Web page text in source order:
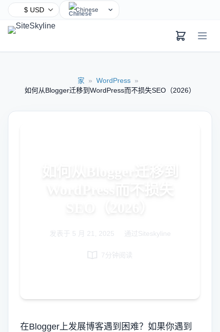
Chinese
French
German
Italian
Danish
家 » WordPress »
如何从Blogger迁移到WordPress而不损失SEO（2026）
如何从Blogger迁移到
WordPress而不损失
发表于 5 月 21, 2025 通过Siteskyline
7分钟阅读
在Blogger上发展博客遇到困难？如果你遇到